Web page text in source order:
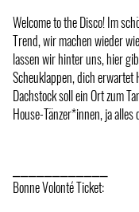
Welcome to the Disco! Im
Trend, wir machen wieder
lassen wir hinter uns, hier
Scheuklappen, dich erwartet
Dachstock soll ein Ort zum
House-Tänzer*innen, ja
Bonne Volonté Ticket: